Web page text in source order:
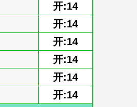
开:14
开:14
开:14
开:14
开:14
开:14